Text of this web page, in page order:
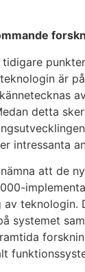
tidigare
är
detta
intressanta
att de
teknologin.
systemet